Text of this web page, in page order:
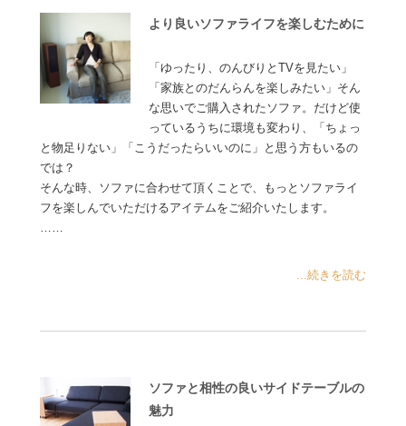
より良いソファライフを楽しむために
「ゆったり、のんびりとTVを見たい」
「家族とのだんらんを楽しみたい」そん
な思いでご購入されたソファ。だけど使
っているうちに環境も変わり、「ちょっ
と物足りない」「こうだったらいいのに」と思う方もいるの
では？
そんな時、ソファに合わせて頂くことで、もっとソファライ
フを楽しんでいただけるアイテムをご紹介いたします。
……
...続きを読む
ソファと相性の良いサイドテーブルの
魅力